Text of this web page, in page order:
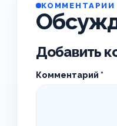
КОММЕНТАРИИ
Добавить
Комментарий *